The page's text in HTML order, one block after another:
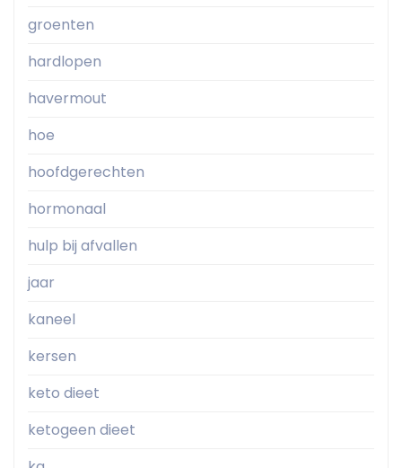
groenten
hardlopen
havermout
hoe
hoofdgerechten
hormonaal
hulp bij afvallen
jaar
kaneel
kersen
keto dieet
ketogeen dieet